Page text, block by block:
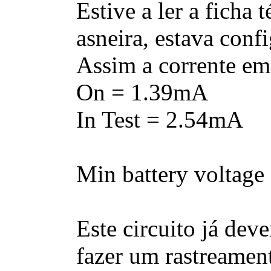
Estive a ler a ficha
asneira, estava
Assim a corrente
On = 1.39mA
In Test = 2.54mA
Min battery
Este circuito já
fazer um